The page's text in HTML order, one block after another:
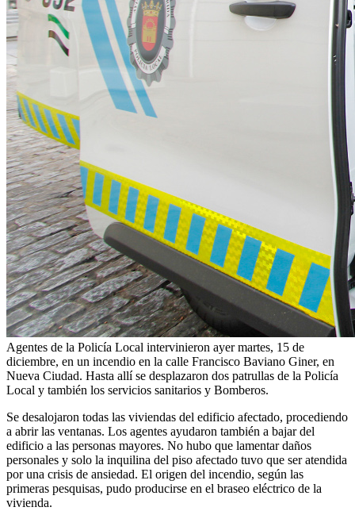
Agentes de la Policía Local intervinieron ayer martes, 15 de
diciembre, en un incendio en la calle Francisco Baviano Giner, en
Nueva Ciudad. Hasta allí se desplazaron dos patrullas de la Policía
Local y también los servicios sanitarios y Bomberos.
Se desalojaron todas las viviendas del edificio afectado, procediendo
a abrir las ventanas. Los agentes ayudaron también a bajar del
edificio a las personas mayores. No hubo que lamentar daños
personales y solo la inquilina del piso afectado tuvo que ser atendida
por una crisis de ansiedad. El origen del incendio, según las
primeras pesquisas, pudo producirse en el braseo eléctrico de la
vivienda.